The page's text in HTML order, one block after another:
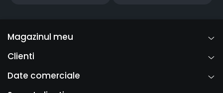
Magazinul meu
Clienti
Date comerciale